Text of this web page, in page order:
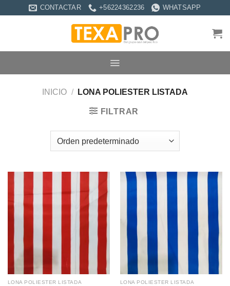
CONTACTAR +56224362236 WHATSAPP
INICIO / LONA POLIESTER LISTADA
FILTRAR
LONA POLIESTER LISTADA LONA POLIESTER LISTADA